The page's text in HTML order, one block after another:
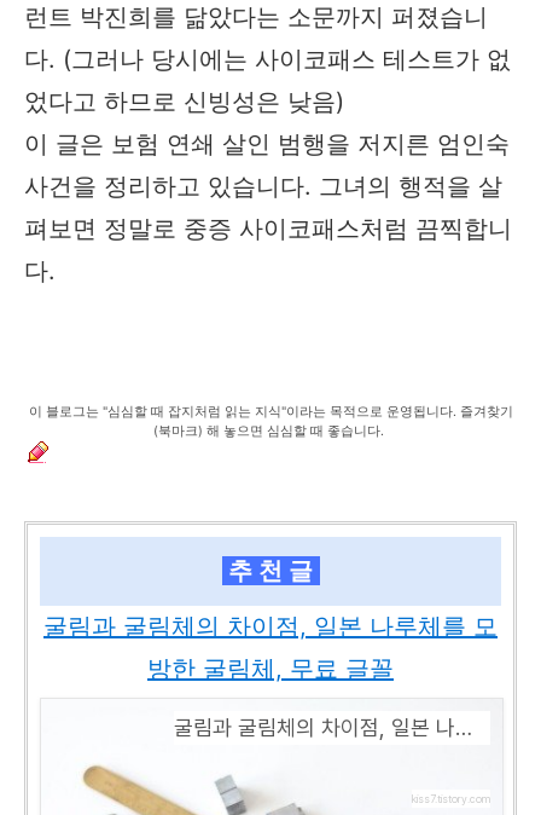
런트 박진희를 닮았다는 소문까지 퍼졌습니
다. (그러나 당시에는 사이코패스 테스트가 없
었다고 하므로 신빙성은 낮음)
이 글은 보험 연쇄 살인 범행을 저지른 엄인숙
사건을 정리하고 있습니다. 그녀의 행적을 살
펴보면 정말로 중증 사이코패스처럼 끔찍합니
다.
이 블로그는 "심심할 때 잡지처럼 읽는 지식"이라는 목적으로 운영됩니다. 즐겨찾기
(북마크) 해 놓으면 심심할 때 좋습니다.
추 천 글
굴림과 굴림체의 차이점, 일본 나루체를 모
방한 굴림체, 무료 글꼴
굴림과 굴림체의 차이점, 일본 나루체를 모방한 굴림체, 무료 글꼴
kiss7.tistory.com